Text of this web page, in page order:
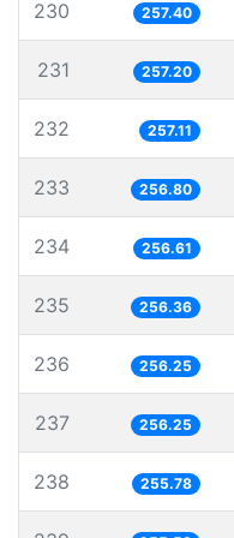
230 257.40
231 257.20
232 257.11
233 256.80
234 256.61
235 256.36
236 256.25
237 256.25
238 255.78